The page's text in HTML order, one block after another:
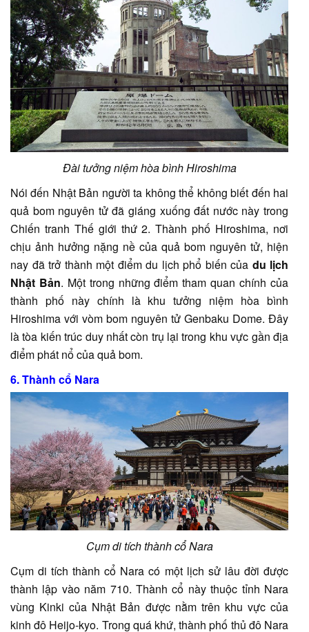
Đài tưởng niệm hòa bình Hiroshima
Nói đến Nhật Bản người ta không thể không biết đến hai
quả bom nguyên tử đã giáng xuống đất nước này trong
Chiến tranh Thế giới thứ 2. Thành phố Hiroshima, nơi
chịu ảnh hưởng nặng nề của quả bom nguyên tử, hiện
nay đã trở thành một điểm du lịch phổ biến của du lịch
Nhật Bản. Một trong những điểm tham quan chính của
thành phố này chính là khu tưởng niệm hòa bình
Hiroshima với vòm bom nguyên tử Genbaku Dome. Đây
là tòa kiến trúc duy nhất còn trụ lại trong khu vực gần địa
điểm phát nổ của quả bom.
6. Thành cổ Nara
Cụm di tích thành cổ Nara
Cụm di tích thành cổ Nara có một lịch sử lâu đời được
thành lập vào năm 710. Thành cổ này thuộc tỉnh Nara
vùng Kinki của Nhật Bản được nằm trên khu vực của
kinh đô Heijo-kyo. Trong quá khứ, thành phố thủ đô Nara